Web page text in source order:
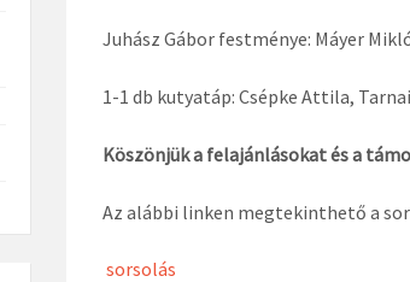
Juhász Gábor festménye: Máyer
1-1 db kutyatáp: Csépke Attila,
Köszönjük a felajánlásokat és a
Az alábbi linken megtekinthető a
sorsolás